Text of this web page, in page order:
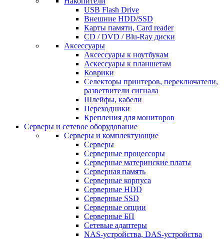
USB Flash Drive
Внешние HDD/SSD
Карты памяти, Card reader
CD / DVD / Blu-Ray диски
Аксессуары
Аксессуары к ноутбукам
Аскессуары к планшетам
Коврики
Селекторы принтеров, переключатели,
разветвители сигнала
Шлейфы, кабели
Переходники
Крепления для мониторов
Серверы и сетевое оборудование
Серверы и комплектующие
Серверы
Серверные процессоры
Серверные материнские платы
Серверная память
Серверные корпуса
Серверные HDD
Серверные SSD
Серверные опции
Серверные БП
Сетевые адаптеры
NAS-устройства, DAS-устройства